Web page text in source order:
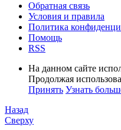
Обратная связь
Условия и правила
Политика
Помощь
RSS
На данном сайте
Продолжая
Принять Узнать
Назад
Сверху